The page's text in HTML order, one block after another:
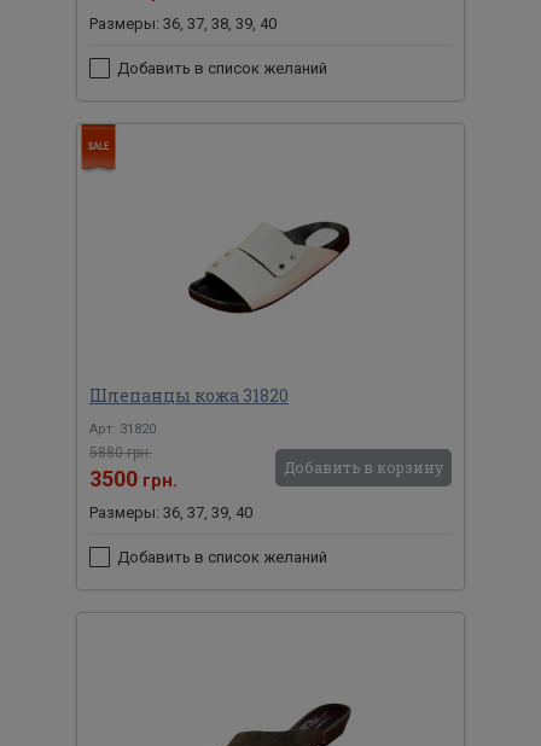
Размеры: 36, 37, 38, 39, 40
Добавить в список желаний
Шлепанцы кожа 31820
Арт: 31820
5880 грн.
3500 грн.
Добавить в корзину
Размеры: 36, 37, 39, 40
Добавить в список желаний